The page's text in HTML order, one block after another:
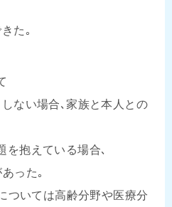
た｡
ない場合､家族と本人との
を抱えている場合､
った｡
ついては高齢分野や医療分